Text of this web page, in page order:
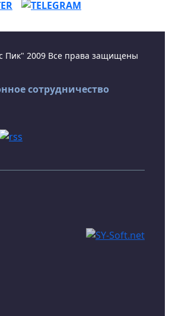
Пик" 2009 Все права защищены
сотрудничество